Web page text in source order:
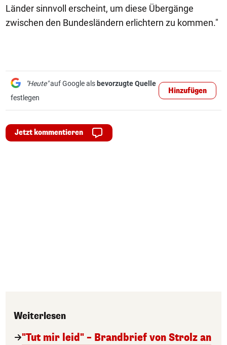
Länder sinnvoll erscheint, um diese Übergänge
zwischen den Bundesländern erlichtern zu kommen."
"Heute"auf Google als bevorzugte Quelle
festlegen
Hinzufügen
Jetzt kommentieren
Weiterlesen
"Tut mir leid" – Brandbrief von Strolz an